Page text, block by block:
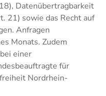
Datenübertragbarkeit
21) sowie das Recht auf
Anfragen
Monats. Zudem
einer
für
Nordrhein-